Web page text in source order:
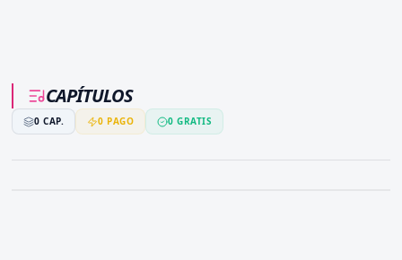
CAPÍTULOS
0 CAP. 0 PAGO 0 GRATIS